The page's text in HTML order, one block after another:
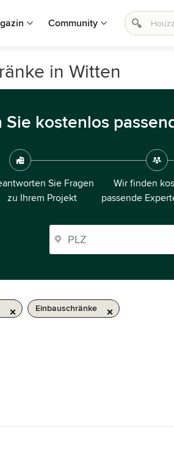
Community
in Witten
Sie kostenlos
Sie Fragen
zu Ihrem Projekt
Wir finden
passende
Einbauschränke